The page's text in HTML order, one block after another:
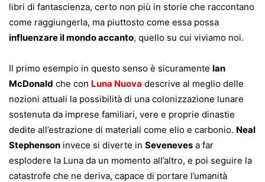
libri di fantascienza, certo non più in storie che raccontano
come raggiungerla, ma piuttosto come essa possa
influenzare il mondo accanto, quello su cui viviamo noi.
Il primo esempio in questo senso è sicuramente Ian
McDonald che con Luna Nuova descrive al meglio delle
nozioni attuali la possibilità di una colonizzazione lunare
sostenuta da imprese familiari, vere e proprie dinastie
dedite all’estrazione di materiali come elio e carbonio. Neal
Stephenson invece si diverte in Seveneves a far
esplodere la Luna da un momento all’altro, e poi seguire la
catastrofe che ne deriva, capace di portare l’umanità